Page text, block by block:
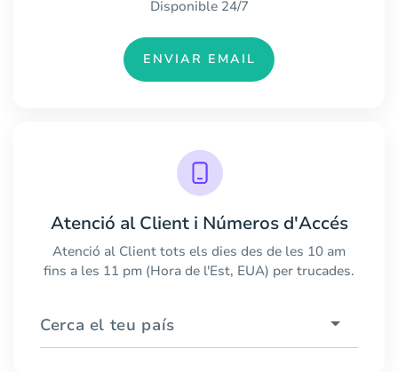
Disponible 24/7
ENVIAR EMAIL
Atenció al Client i Números d'Accés
Atenció al Client tots els dies des de les 10 am
fins a les 11 pm (Hora de l'Est, EUA) per trucades.
Cerca el teu país